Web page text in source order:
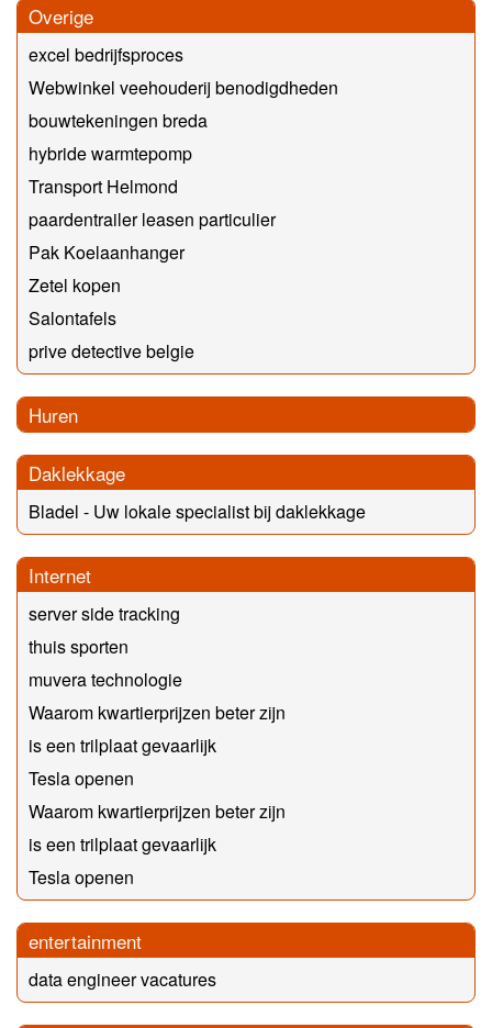
Overige
excel bedrijfsproces
Webwinkel veehouderij benodigdheden
bouwtekeningen breda
hybride warmtepomp
Transport Helmond
paardentrailer leasen particulier
Pak Koelaanhanger
Zetel kopen
Salontafels
prive detective belgie
Huren
Daklekkage
Bladel - Uw lokale specialist bij daklekkage
Internet
server side tracking
thuis sporten
muvera technologie
Waarom kwartierprijzen beter zijn
is een trilplaat gevaarlijk
Tesla openen
Waarom kwartierprijzen beter zijn
is een trilplaat gevaarlijk
Tesla openen
entertainment
data engineer vacatures